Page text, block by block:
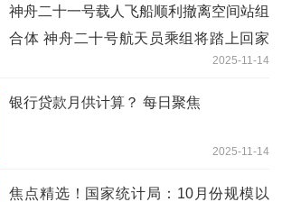
神舟二十一号载人飞船顺利撤离空间站组
合体 神舟二十号航天员乘组将踏上回家
2025-11-14
银行贷款月供计算？ 每日聚焦
2025-11-14
焦点精选！国家统计局：10月份规模以